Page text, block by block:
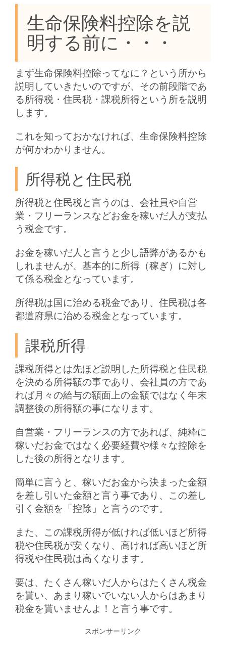
生命保険料控除を説
明する前に・・・
まず生命保険料控除ってなに？という所から
説明していきたいのですが、その前段階であ
る所得税・住民税・課税所得という所を説明
します。
これを知っておかなければ、生命保険料控除
が何かわかりません。
所得税と住民税
所得税と住民税と言うのは、会社員や自営
業・フリーランスなどお金を稼いだ人が支払
う税金です。
お金を稼いだ人と言うと少し語弊があるかも
しれませんが、基本的に所得（稼ぎ）に対し
て係る税金となっています。
所得税は国に治める税金であり、住民税は各
都道府県に治める税金となっています。
課税所得
課税所得とは先ほど説明した所得税と住民税
を決める所得額の事であり、会社員の方であ
れば月々の給与の額面上の金額ではなく年末
調整後の所得額の事になります。
自営業・フリーランスの方であれば、純粋に
稼いだお金ではなく必要経費や様々な控除を
した後の所得となります。
簡単に言うと、稼いだお金から決まった金額
を差し引いた金額と言う事であり、この差し
引く金額を「控除」と言うのです。
また、この課税所得が低ければ低いほど所得
税や住民税が安くなり、高ければ高いほど所
得税や住民税は高くなります。
要は、たくさん稼いだ人からはたくさん税金
を貰い、あまり稼いでいない人からはあまり
税金を貰いませんよ！と言う事です。
スポンサーリンク